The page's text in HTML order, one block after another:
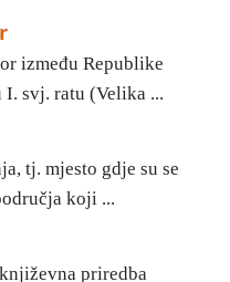
između Republike
svj. ratu (Velika ...
tj. mjesto gdje su se
koji ...
priredba